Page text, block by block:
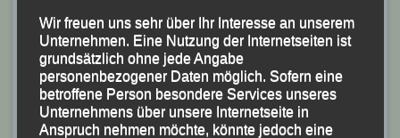
Wir freuen uns sehr über Ihr Interesse an unserem
Unternehmen. Eine Nutzung der Internetseiten ist
grundsätzlich ohne jede Angabe
personenbezogener Daten möglich. Sofern eine
betroffene Person besondere Services unseres
Unternehmens über unsere Internetseite in
Anspruch nehmen möchte, könnte jedoch eine